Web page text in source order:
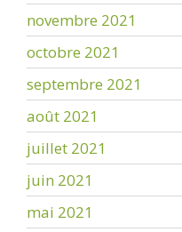
novembre 2021
octobre 2021
septembre 2021
août 2021
juillet 2021
juin 2021
mai 2021